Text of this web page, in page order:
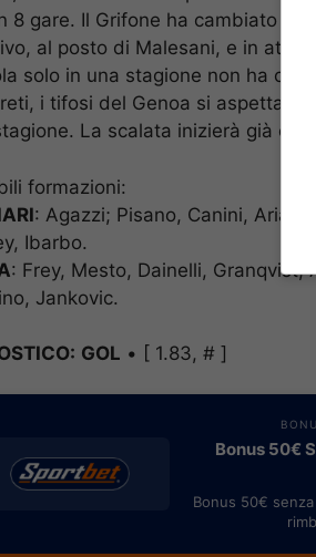
8 gare. Il Grifone ha cambiato
al posto di Malesani, e in
solo in una stagione non ha
i tifosi del Genoa si
La scalata inizierà già
formazioni:
: Agazzi; Pisano, Canini,
Ibarbo.
: Frey, Mesto, Dainelli, Granqvist,
Jankovic.
GOL • [ 1.83, # ]
Bonus 50€
Bonus 50€